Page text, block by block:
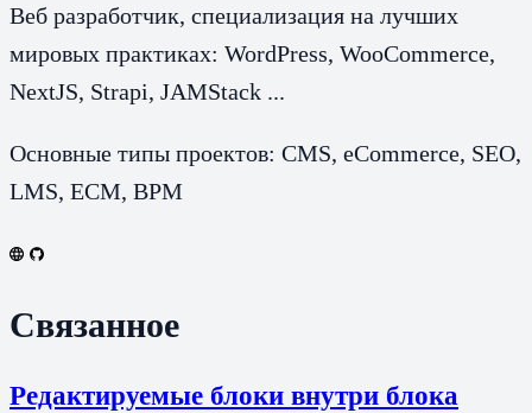
Веб разработчик, специализация на лучших
мировых практиках: WordPress, WooCommerce,
NextJS, Strapi, JAMStack ...
Основные типы проектов: CMS, eCommerce, SEO,
LMS, ECM, BPM
Связанное
Редактируемые блоки внутри блока